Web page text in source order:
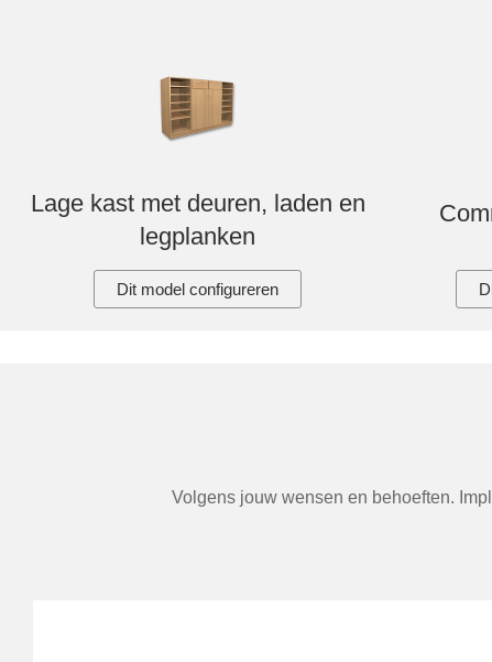
Lage kast met deuren, laden en
legplanken
Dit model configureren
Volgens jouw wensen en behoeften.
Voor schuine wanden